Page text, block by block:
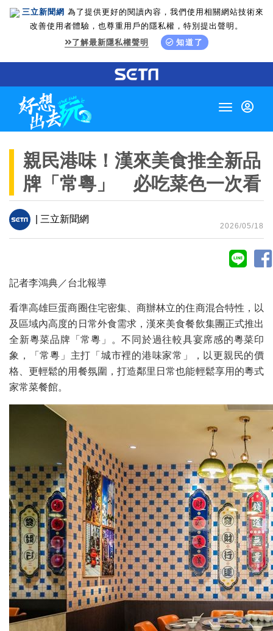
三立新聞網 為了提供更好的閱讀內容，我們使用相關網站技術來
改善使用者體驗，也尊重用戶的隱私權，特別提出聲明。
了解最新隱私權聲明
知道了
Toggle
親民港味！漢來美食推全新品
牌「常粵」 必吃菜色一次看
| 三立新聞網
2026/05/18
記者李鴻典／台北報導
看準高雄巨蛋商圈住宅密集、商辦林立的住商混合特性，以
及區域內高度的日常外食需求，漢來美食餐飲集團正式推出
全新粵菜品牌「常粵」。不同於過往較具宴席感的粵菜印
象，「常粵」主打「城市裡的港味家常」，以更親民的價
格、更輕鬆的用餐氛圍，打造鄰里日常也能輕鬆享用的粵式
家常菜餐館。